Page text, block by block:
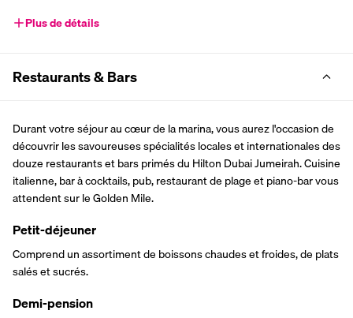
Plus de détails
Restaurants & Bars
Durant votre séjour au cœur de la marina, vous aurez l'occasion de
découvrir les savoureuses spécialités locales et internationales des
douze restaurants et bars primés du Hilton Dubai Jumeirah. Cuisine
italienne, bar à cocktails, pub, restaurant de plage et piano-bar vous
attendent sur le Golden Mile.
Petit-déjeuner
Comprend un assortiment de boissons chaudes et froides, de plats
salés et sucrés.
Demi-pension